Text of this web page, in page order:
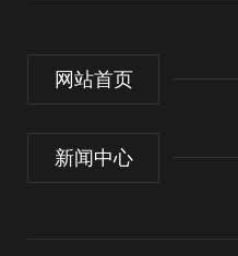
网站首页
新闻中心